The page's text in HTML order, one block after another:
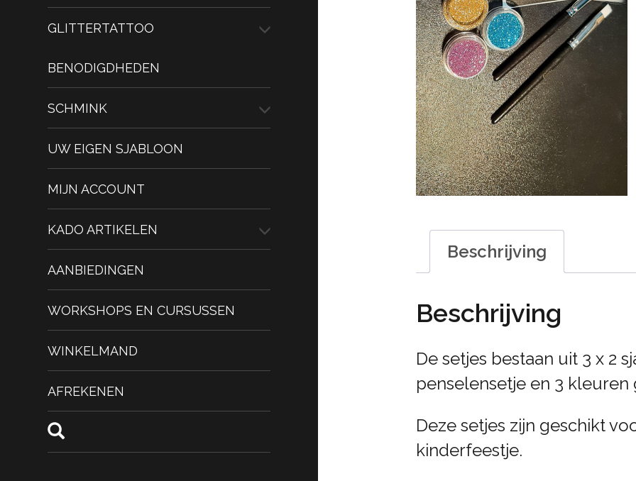
GLITTERTATTOO
BENODIGDHEDEN
SCHMINK
UW EIGEN SJABLOON
MIJN ACCOUNT
KADO ARTIKELEN
AANBIEDINGEN
WORKSHOPS EN CURSUSSEN
WINKELMAND
AFREKENEN
Beschrijving
Beschrijving
De setjes bestaan uit 3 x 2
penselensetje en 3 kleuren
Deze setjes zijn geschikt
kinderfeestje.